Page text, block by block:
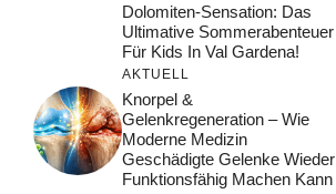
Dolomiten-Sensation: Das
Ultimative Sommerabenteuer
Für Kids In Val Gardena!
AKTUELL
Knorpel &
Gelenkregeneration – Wie
Moderne Medizin
Geschädigte Gelenke Wieder
Funktionsfähig Machen Kann